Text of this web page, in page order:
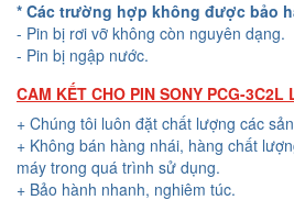
* Các trường hợp không được bảo
- Pin bị rơi vỡ không còn nguyên dạng.
- Pin bị ngập nước.
CAM KẾT CHO PIN SONY PCG-3C2L
+ Chúng tôi luôn đặt chất lượng các
+ Không bán hàng nhái, hàng chất
máy trong quá trình sử dụng.
+ Bảo hành nhanh, nghiêm túc.